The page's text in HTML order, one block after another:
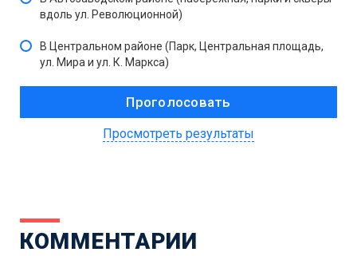
вдоль ул. Революционной)
В Центральном районе (Парк, Центральная площадь,
ул. Мира и ул. К. Маркса)
Просмотреть результаты
КОММЕНТАРИИ